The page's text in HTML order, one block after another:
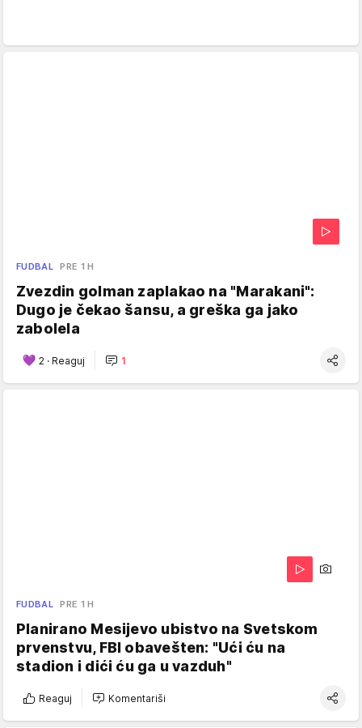
FUDBAL PRE 1 H
Zvezdin golman zaplakao na "Marakani":
Dugo je čekao šansu, a greška ga jako
zabolela
2 · Reaguj 1
FUDBAL PRE 1 H
Planirano Mesijevo ubistvo na Svetskom
prvenstvu, FBI obavešten: "Ući ću na
stadion i dići ću ga u vazduh"
Reaguj Komentariši